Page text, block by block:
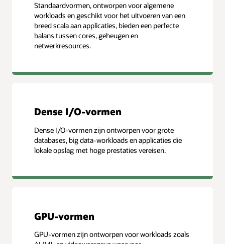
Standaardvormen, ontworpen voor algemene
workloads en geschikt voor het uitvoeren van een
breed scala aan applicaties, bieden een perfecte
balans tussen cores, geheugen en
netwerkresources.
Dense I/O-vormen
Dense I/O-vormen zijn ontworpen voor grote
databases, big data-workloads en applicaties die
lokale opslag met hoge prestaties vereisen.
GPU-vormen
GPU-vormen zijn ontworpen voor workloads zoals